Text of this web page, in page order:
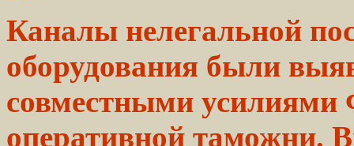
Каналы нелегальной
оборудования были
совместными
оперативной таможни.